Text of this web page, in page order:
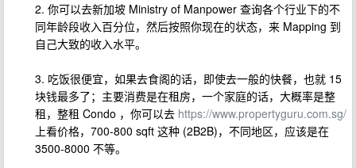
2. 你可以去新加坡 Ministry of Manpower 查询各个行业下的不
同年龄段收入百分位，然后按照你现在的状态，来 Mapping 到
自己大致的收入水平。
3. 吃饭很便宜，如果去食阁的话，即使去一般的快餐，也就 15
块钱最多了；主要消费是在租房，一个家庭的话，大概率是整
租，整租 Condo ，你可以去 https://www.propertyguru.com.sg/
上看价格，700-800 sqft 这种 (2B2B)，不同地区，应该是在
3500-8000 不等。